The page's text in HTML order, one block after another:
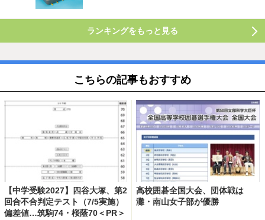
ランキングをもっと見る
こちらの記事もおすすめ
【中学受験2027】四谷大塚、第2
回合不合判定テスト（7/5実施）
偏差値…筑駒74・桜蔭70＜PR＞
高校囲碁全国大会、団体戦は
灘・南山女子部が優勝